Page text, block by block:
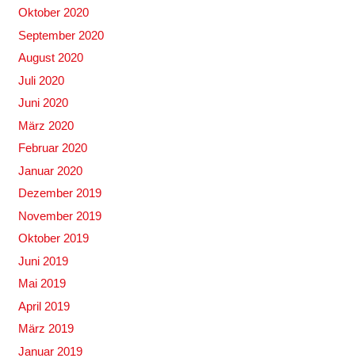
Oktober 2020
September 2020
August 2020
Juli 2020
Juni 2020
März 2020
Februar 2020
Januar 2020
Dezember 2019
November 2019
Oktober 2019
Juni 2019
Mai 2019
April 2019
März 2019
Januar 2019